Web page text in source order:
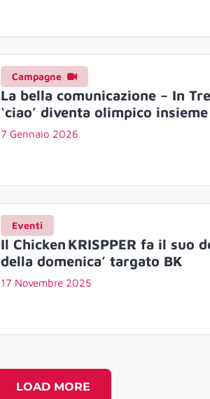
Campagne
La bella comunicazione – In
‘ciao’ diventa olimpico
7 Gennaio 2026
Eventi
Il Chicken KRISPPER fa il suo
della domenica’ targato BK
17 Novembre 2025
LOAD MORE